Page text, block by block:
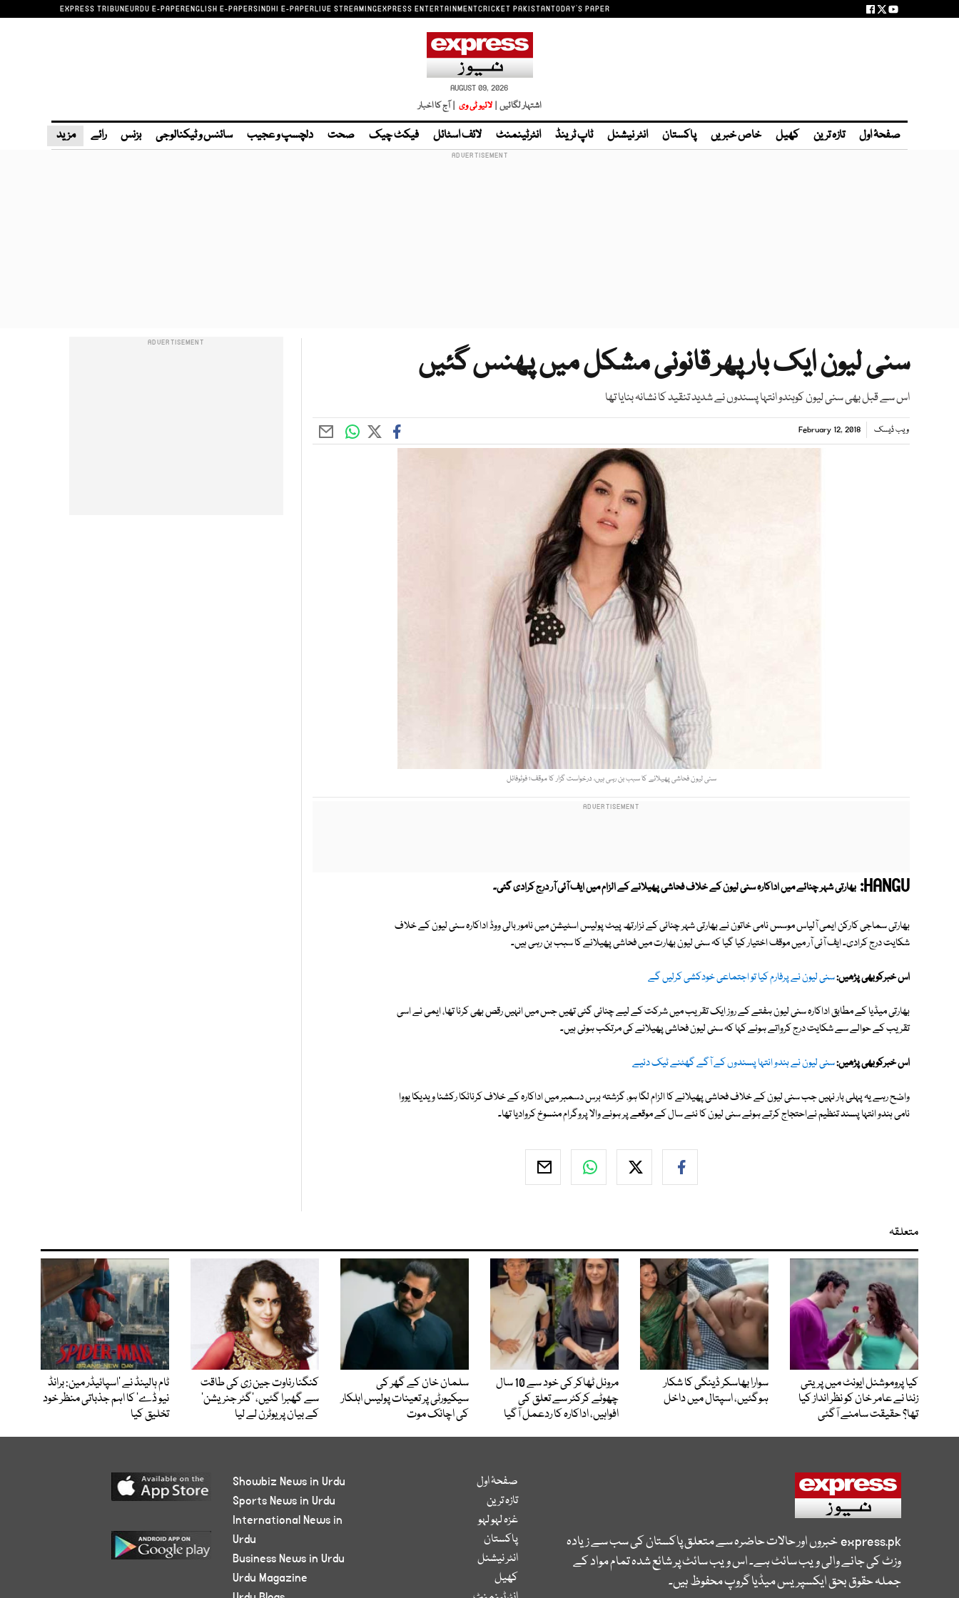
EXPRESS TRIBUNEURDU E-PAPERENGLISH E-PAPERSINDHI E-PAPERLIVE STREAMINGEXPRESS ENTERTAINMENTCRICKET PAKISTANTODAY'S PAPER
AUGUST 09, 2026
اشتہار لگائیں | لائیو ٹی وی | آج کا اخبار
صفحۂ اول تازہ ترین کھیل خاص خبریں پاکستان انٹر نیشنل ٹاپ ٹرینڈ انٹرٹینمنٹ لائف اسٹائل فیکٹ چیک صحت دلچسپ و عجیب سائنس و ٹیکنالوجی بزنس رائے مزید
سنی لیون ایک بار پھر قانونی مشکل میں پھنس گئیں
اس سے قبل بھی سنی لیون کوہندو انتہا پسندوں نے شدید تنقید کا نشانہ بنایا تھا
ویب ڈیسک February 12, 2018
سنی لیون فحاشی پھیلانے کا سبب بن رہی ہیں، درخواست گزار کا موقف؛ فوٹوفائل
HANGU: بھارتی شہر چنائے میں اداکارہ سنی لیون کے خلاف فحاشی پھیلانے کے الزام میںایف آئی آر درج کرادی گئی۔
بھارتی سماجی کارکن ایمی آلیاس موسس نامی خاتون نے بھارتی شہر چنائی کے نزارتھ پیٹ پولیس اسٹیشن میں نامور بالی ووڈ اداکارہ سنی لیون کے خلاف
شکایت درج کرادی۔ ایف آئی آر میں موقف اختیار کیا گیا کہ سنی لیون بھارت میں فحاشی پھیلانے کا سبب بن رہی ہیں۔
اس خبرکوبھی پڑھیں:سنی لیون نے پرفارم کیا تو اجتماعی خودکشی کرلیں گے
بھارتی میڈیا کے مطابق اداکارہ سنی لیون ہفتے کے روز ایک تقریب میں شرکت کے لیے چنائی گئی تھیں جس میں انہیں رقص بھی کرنا تھا، ایمی نے اسی
تقریب کے حوالے سے شکایت درج کرواتے ہوئے کہا کہ سنی لیون فحاشی پھیلانے کی مرتکب ہوئی ہیں۔
اس خبرکوبھی پڑھیں:سنی لیون نے ہندو انتہا پسندوں کے آگے گھٹنے ٹیک دئیے
واضح رہے یہ پہلی بار نہیں جب سنی لیون کے خلاف فحاشی پھیلانے کا الزام لگا ہو، گزشتہ برس دسمبر میں اداکارہ کے خلاف کرناٹکا رکشنا ویدیکا یووا
نامی ہندو انتہا پسند تنظیم نےاحتجاج کرتے ہوئے سنی لیون کا نئے سال کے موقعے پر ہونے والا پروگرام منسوخ کروادیا تھا۔
متعلقہ
کیا پروموشنل ایونٹ میں پریتی
زنٹا نے عامر خان کو نظر انداز کیا
تھا؟ حقیقت سامنے آگئی
سوارا بھاسکر ڈینگی کا شکار
ہوگئیں، اسپتال میں داخل
مرونل ٹھاکر کی خود سے 10 سال
چھوٹے کرکٹر سے تعلق کی
افواہیں، اداکارہ کا ردعمل آگیا
سلمان خان کے گھر کی
سیکیورٹی پر تعینات پولیس اہلکار
کی اچانک موت
کنگنا رناوت جین زی کی طاقت
سے گھبرا گئیں، ’گٹر جنریشن‘
کے بیان پر یوٹرن لے لیا
ٹام ہالینڈ نے ’اسپائیڈر مین: برانڈ
نیو ڈے‘ کا اہم جذباتی منظر خود
تخلیق کیا
express.pkخبروں اور حالات حاضرہ سے متعلق پاکستان کی سب سے زیادہ
وزٹ کی جانے والی ویب سائٹ ہے۔ اس ویب سائٹ پر شائع شدہ تمام مواد کے
جملہ حقوق بحق ایکسپریس میڈیا گروپ محفوظ ہیں۔
صفحۂ اول
تازہ ترین
غزہ لہو لہو
پاکستان
انٹر نیشنل
کھیل
Showbiz News in Urdu
Sports News in Urdu
International News in
Urdu
Business News in Urdu
Urdu Magazine